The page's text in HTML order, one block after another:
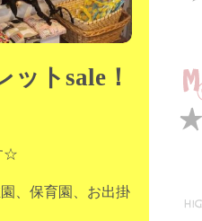
ットsale！
☆
、保育園、お出掛